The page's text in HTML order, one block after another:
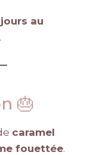
au
🎂
caramel
fouettée.